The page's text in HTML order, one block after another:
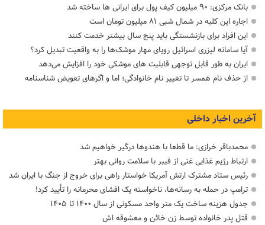
بانک مرکزی: ۹۰ میلیون کیف پول برای ایرانی ها ساخته شد
اجاره این کلبه در شمال شبی ۸۱ میلیون تومان است
این افراد برای بازنشستگی باید پنج سال بیشتر خدمت کنند
آیا سامانه لیزری اسرائیل رویای مهار موشک‌ها را به واقعیت تبدیل کرد؟
ایران به طور قابل توجهی قابلیت های موشکی خود را افزایش می‌دهد
از حذف نام همسر تا تغییر نام خانوادگی؛ اما و اگرهای تعویض شناسنامه
آخرین اخبار داخلی
محمدباقر خرازی: ما قطعا با هندوها درگیر خواهیم شد
ارتباط رژیم غذایی غنی از فیبر با سلامت روانی بهتر
رئیس ستاد مشترک ارتش آمریکا خواستار راهی برای خروج از جنگ با ایران شد
ترامپ در حمله‌ به رسانه‌ها، ناخواسته یک افشای محرمانه را تأیید کرد!
جدول هزینه ساخت یک متر واحد مسکونی از سال ۱۴۰۰ تا ۱۴۰۵
قتل پدر خانواده توسط زن خائن و معشوقه اش